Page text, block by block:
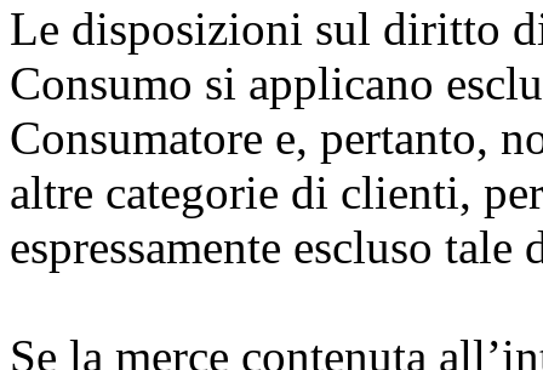
Le disposizioni sul diritto
Consumo si applicano
Consumatore e, pertanto,
altre categorie di clienti,
espressamente escluso tale
Se la merce contenuta